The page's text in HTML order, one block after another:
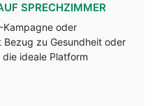
SPRECHZIMMER
Kampagne oder
Bezug zu Gesundheit oder
ideale Platform